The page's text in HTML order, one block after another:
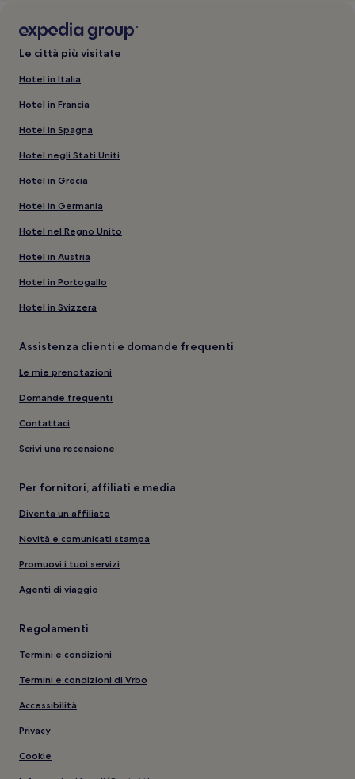
Le città più visitate
Hotel in Italia
Hotel in Francia
Hotel in Spagna
Hotel negli Stati Uniti
Hotel in Grecia
Hotel in Germania
Hotel nel Regno Unito
Hotel in Austria
Hotel in Portogallo
Hotel in Svizzera
Assistenza clienti e domande frequenti
Le mie prenotazioni
Domande frequenti
Contattaci
Scrivi una recensione
Per fornitori, affiliati e media
Diventa un affiliato
Novità e comunicati stampa
Promuovi i tuoi servizi
Agenti di viaggio
Regolamenti
Termini e condizioni
Termini e condizioni di Vrbo
Accessibilità
Privacy
Cookie